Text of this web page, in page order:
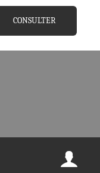
CONSULTER